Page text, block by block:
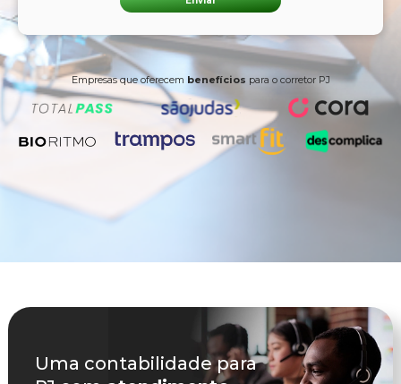
Empresas que oferecem benefícios para o corretor PJ
Uma contabilidade para